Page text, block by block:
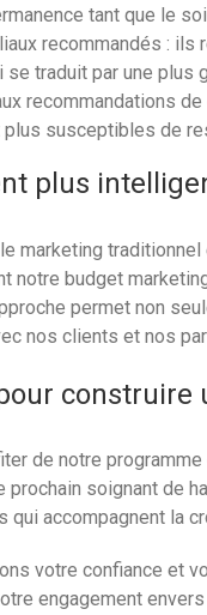
tant que le
recommandés :
traduit par une plus
recommandations
susceptibles de
plus
marketing
notre budget
permet non
nos clients et nos
construire
de notre
soignant de
accompagnent la
votre confiance et
engagement